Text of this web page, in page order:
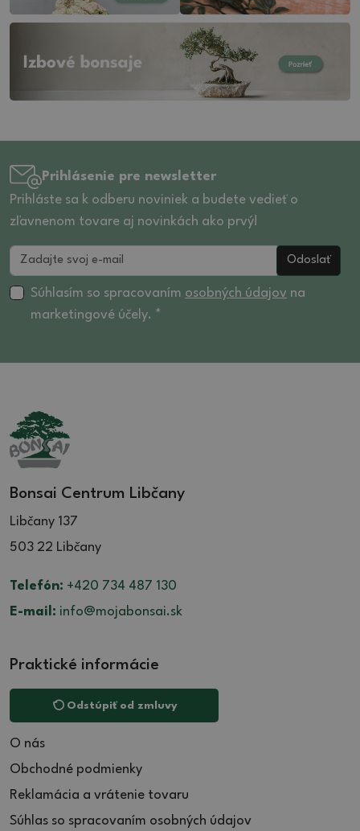
Prihlásenie pre newsletter
Prihláste sa k odberu noviniek a budete vedieť o
zľavnenom tovare aj novinkách ako prvý!
Odoslať
Súhlasím so spracovaním osobných údajov na
marketingové účely. *
Bonsai Centrum Libčany
Libčany 137
503 22 Libčany
Telefón: +420 734 487 130
E-mail: info@mojabonsai.sk
Praktické informácie
Odstúpiť od zmluvy
O nás
Obchodné podmienky
Reklamácia a vrátenie tovaru
Súhlas so spracovaním osobných údajov